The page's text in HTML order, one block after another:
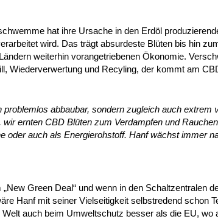
hat ihre Ursache in den Erdöl
wird. Das trägt absurdeste Blüten bis hin
weiterhin vorangetriebenen Ökonomie.
Wiederverwertung und Recyling, der kommt am
abbaubar, sondern zugleich auch extrem
ernten CBD Blüten zum Verdampfen und
oder auch als Energierohstoff. Hanf wächst immer
Green Deal“ und wenn in den Schaltzentralen
Hanf mit seiner Vielseitigkeit selbstredend schon
auch beim Umweltschutz besser als die EU, wo